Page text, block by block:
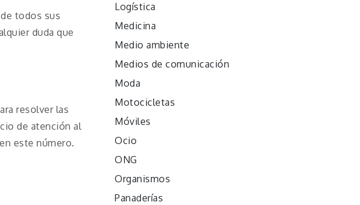
todos sus
duda que
resolver las
de atención al
este número.
Logística
Medicina
Medio ambiente
Medios de comunicación
Moda
Motocicletas
Móviles
Ocio
ONG
Organismos
Panaderías